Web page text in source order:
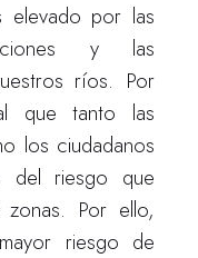
elevado por las
y las
ríos. Por
que tanto las
los ciudadanos
del riesgo que
zonas. Por ello,
riesgo de